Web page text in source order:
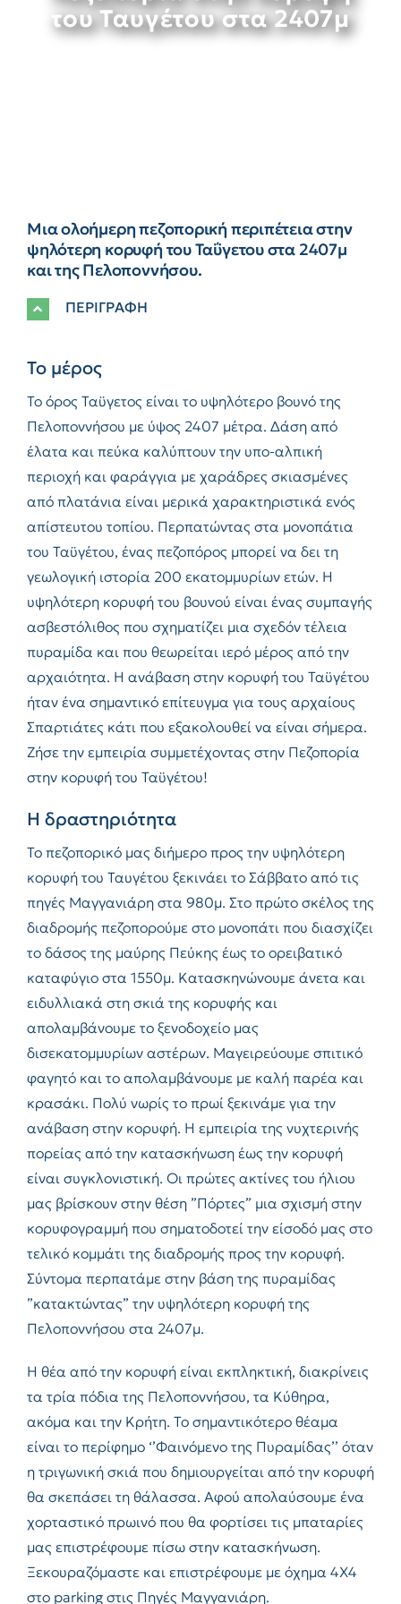
του Ταυγέτου στα 2407μ
Μια ολοήμερη πεζοπορική περιπέτεια στην
ψηλότερη κορυφή του Ταΰγετου στα 2407μ
και της Πελοποννήσου.
ΠΕΡΙΓΡΑΦΗ
Το μέρος
Το όρος Ταϋγετος είναι το υψηλότερο βουνό της
Πελοποννήσου με ύψος 2407 μέτρα. Δάση από
έλατα και πεύκα καλύπτουν την υπο-αλπική
περιοχή και φαράγγια με χαράδρες σκιασμένες
από πλατάνια είναι μερικά χαρακτηριστικά ενός
απίστευτου τοπίου. Περπατώντας στα μονοπάτια
του Ταϋγέτου, ένας πεζοπόρος μπορεί να δει τη
γεωλογική ιστορία 200 εκατομμυρίων ετών. Η
υψηλότερη κορυφή του βουνού είναι ένας συμπαγής
ασβεστόλιθος που σχηματίζει μια σχεδόν τέλεια
πυραμίδα και που θεωρείται ιερό μέρος από την
αρχαιότητα. Η ανάβαση στην κορυφή του Ταϋγέτου
ήταν ένα σημαντικό επίτευγμα για τους αρχαίους
Σπαρτιάτες κάτι που εξακολουθεί να είναι σήμερα.
Ζήσε την εμπειρία συμμετέχοντας στην Πεζοπορία
στην κορυφή του Ταϋγέτου!
Η δραστηριότητα
Το πεζοπορικό μας διήμερο προς την υψηλότερη
κορυφή του Ταυγέτου ξεκινάει το Σάββατο από τις
πηγές Μαγγανιάρη στα 980μ. Στο πρώτο σκέλος της
διαδρομής πεζοπορούμε στο μονοπάτι που διασχίζει
το δάσος της μαύρης Πεύκης έως το ορειβατικό
καταφύγιο στα 1550μ. Κατασκηνώνουμε άνετα και
ειδυλλιακά στη σκιά της κορυφής και
απολαμβάνουμε το ξενοδοχείο μας
δισεκατομμυρίων αστέρων. Μαγειρεύουμε σπιτικό
φαγητό και το απολαμβάνουμε με καλή παρέα και
κρασάκι. Πολύ νωρίς το πρωί ξεκινάμε για την
ανάβαση στην κορυφή. Η εμπειρία της νυχτερινής
πορείας από την κατασκήνωση έως την κορυφή
είναι συγκλονιστική. Οι πρώτες ακτίνες του ήλιου
μας βρίσκουν στην θέση ”Πόρτες” μια σχισμή στην
κορυφογραμμή που σηματοδοτεί την είσοδό μας στο
τελικό κομμάτι της διαδρομής προς την κορυφή.
Σύντομα περπατάμε στην βάση της πυραμίδας
”κατακτώντας” την υψηλότερη κορυφή της
Πελοποννήσου στα 2407μ.
Η θέα από την κορυφή είναι εκπληκτική, διακρίνεις
τα τρία πόδια της Πελοποννήσου, τα Κύθηρα,
ακόμα και την Κρήτη. Το σημαντικότερο θέαμα
είναι το περίφημο ‘’Φαινόμενο της Πυραμίδας’’ όταν
η τριγωνική σκιά που δημιουργείται από την κορυφή
θα σκεπάσει τη θάλασσα. Αφού απολαύσουμε ένα
χορταστικό πρωινό που θα φορτίσει τις μπαταρίες
μας επιστρέφουμε πίσω στην κατασκήνωση.
Ξεκουραζόμαστε και επιστρέφουμε με όχημα 4Χ4
στο parking στις Πηγές Μαγγανιάρη.